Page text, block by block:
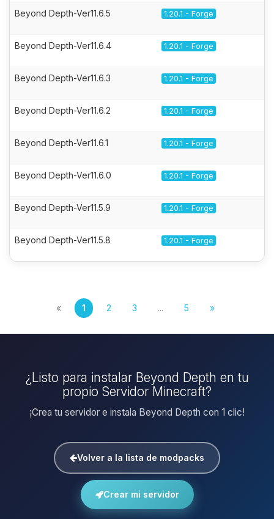
Beyond Depth-Ver11.6.5 1.20.1 - Forge
Beyond Depth-Ver11.6.4 1.20.1 - Forge
Beyond Depth-Ver11.6.3 1.20.1 - Forge
Beyond Depth-Ver11.6.2 1.20.1 - Forge
Beyond Depth-Ver11.6.1 1.20.1 - Forge
Beyond Depth-Ver11.6.0 1.20.1 - Forge
Beyond Depth-Ver11.5.9 1.20.1 - Forge
Beyond Depth-Ver11.5.8 1.20.1 - Forge
« 1 2 3 ... 5 »
¿Listo para instalar Beyond Depth en tu
propio Servidor Minecraft?
¡Crea tu servidor e instala Beyond Depth con 1 clic!
Volver a la lista de modpacks
Crear mi servidor